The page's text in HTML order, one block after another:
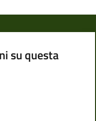
su questa